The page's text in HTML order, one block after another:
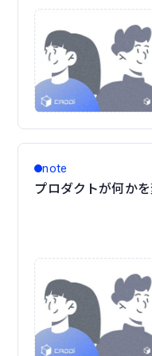
note
プロダクトが何か